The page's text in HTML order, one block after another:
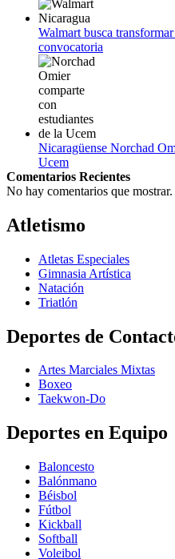
Walmart busca
convocatoria
Nicaragüense Norchad
Ucem
Comentarios Recientes
No hay comentarios que mostrar.
Atletismo
Atletas Especiales
Gimnasia Artística
Natación​
Triatlón​
Deportes de
Artes Marciales Mixtas
Boxeo
Taekwon-Do
Deportes en Equipo
Baloncesto
Balónmano
Béisbol
Fútbol
Kickball​
Softball​
Voleibol​